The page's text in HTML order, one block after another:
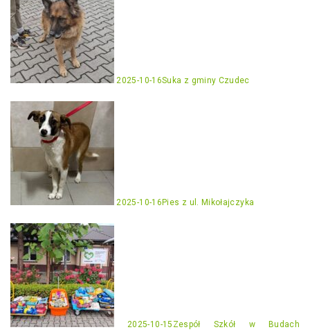
2025-10-16Suka z gminy Czudec
2025-10-16 Pies z ul. Mikołajczyka
2025-10-15 Zespół Szkół w Budach